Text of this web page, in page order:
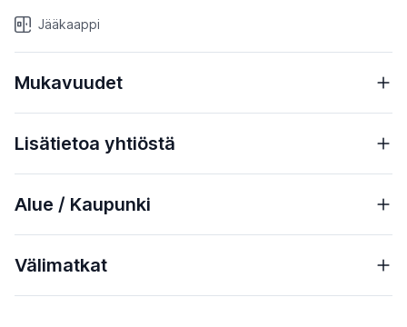
Jääkaappi
Mukavuudet
Lisätietoa yhtiöstä
Alue / Kaupunki
Välimatkat